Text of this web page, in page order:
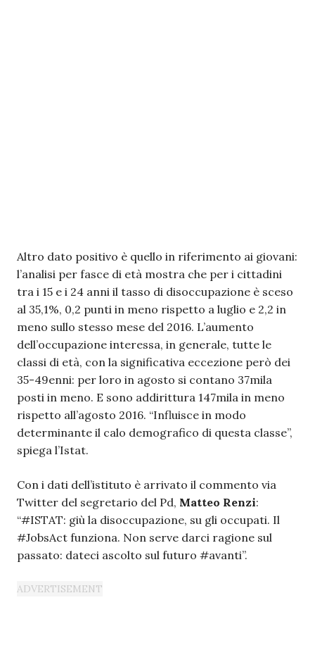
Altro dato positivo è quello in riferimento ai giovani:
l’analisi per fasce di età mostra che per i cittadini
tra i 15 e i 24 anni il tasso di disoccupazione è sceso
al 35,1%, 0,2 punti in meno rispetto a luglio e 2,2 in
meno sullo stesso mese del 2016. L’aumento
dell’occupazione interessa, in generale, tutte le
classi di età, con la significativa eccezione però dei
35-49enni: per loro in agosto si contano 37mila
posti in meno. E sono addirittura 147mila in meno
rispetto all’agosto 2016. “Influisce in modo
determinante il calo demografico di questa classe”,
spiega l’Istat.
Con i dati dell’istituto è arrivato il commento via
Twitter del segretario del Pd, Matteo Renzi:
“#ISTAT: giù la disoccupazione, su gli occupati. Il
#JobsAct funziona. Non serve darci ragione sul
passato: dateci ascolto sul futuro #avanti”.